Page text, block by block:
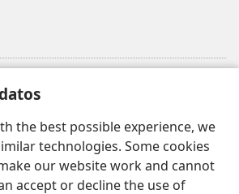
the best possible experience, we
technologies. Some cookies
our website work and cannot
accept or decline the use of
tiʼ le Watchtoweroʼ™